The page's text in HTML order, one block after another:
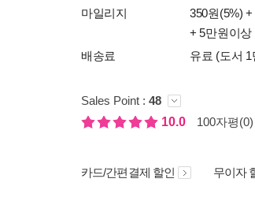
마일리지
350원(5%) +
+ 5만원이상
배송료
유료 (도서
Sales Point : 48
10.0
100자평(0)
카드/간편결제 할인 무이자